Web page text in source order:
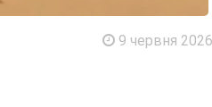
9 червня 2026